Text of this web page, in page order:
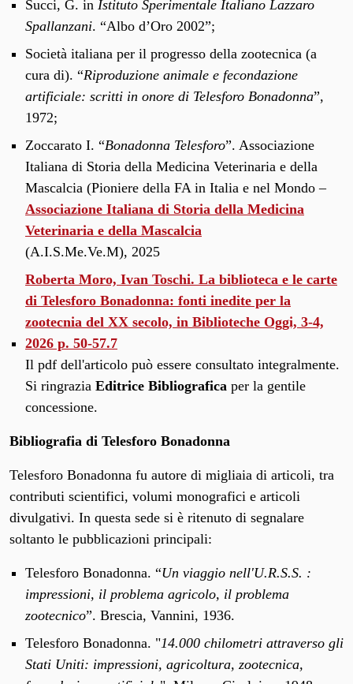
Succi, G. in Istituto Sperimentale Italiano Lazzaro
Spallanzani. “Albo d’Oro 2002”;
Società italiana per il progresso della zootecnica (a
cura di). “Riproduzione animale e fecondazione
artificiale: scritti in onore di Telesforo Bonadonna”,
1972;
Zoccarato I. “Bonadonna Telesforo”. Associazione
Italiana di Storia della Medicina Veterinaria e della
Mascalcia (Pioniere della FA in Italia e nel Mondo –
Associazione Italiana di Storia della Medicina
Veterinaria e della Mascalcia
(A.I.S.Me.Ve.M), 2025
Roberta Moro, Ivan Toschi. La biblioteca e le carte
di Telesforo Bonadonna: fonti inedite per la
zootecnia del XX secolo, in Biblioteche Oggi, 3-4,
2026 p. 50-57.7
Il pdf dell'articolo può essere consultato integralmente.
Si ringrazia Editrice Bibliografica per la gentile
concessione.
Bibliografia di Telesforo Bonadonna
Telesforo Bonadonna fu autore di migliaia di articoli, tra
contributi scientifici, volumi monografici e articoli
divulgativi. In questa sede si è ritenuto di segnalare
soltanto le pubblicazioni principali:
Telesforo Bonadonna. “Un viaggio nell'U.R.S.S. :
impressioni, il problema agricolo, il problema
zootecnico”. Brescia, Vannini, 1936.
Telesforo Bonadonna. "14.000 chilometri attraverso gli
Stati Uniti: impressioni, agricoltura, zootecnica,